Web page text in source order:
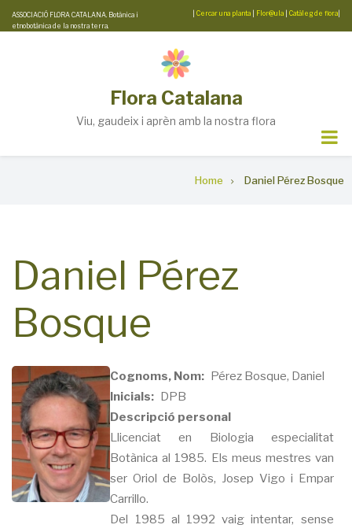
Skip
to
ASSOCIACIÓ FLORA CATALANA. Botànica i
etnobotànica de la nostra terra.
Cercar una planta Flor@ula Catàleg de flora
Flora Catalana
Viu, gaudeix i aprèn amb la nostra flora
Home Daniel Pérez Bosque
Daniel Pérez
Bosque
Cognoms, Nom
Pérez Bosque, Daniel
Inicials
DPB
Descripció personal
Llicenciat en Biologia especialitat
Botànica al 1985. Els meus mestres van
ser Oriol de Bolòs, Josep Vigo i Empar
Carrillo.
Del 1985 al 1992 vaig intentar, sense